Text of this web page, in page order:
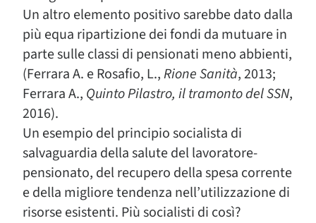
Un altro elemento positivo sarebbe dato dalla
più equa ripartizione dei fondi da mutuare in
parte sulle classi di pensionati meno abbienti,
(Ferrara A. e Rosafio, L.,Rione Sanità, 2013;
Ferrara A., Quinto Pilastro, il tramonto del SSN,
2016).
Un esempio del principio socialista di
salvaguardia della salute del lavoratore-
pensionato, del recupero della spesa corrente
e della migliore tendenza nell’utilizzazione di
risorse esistenti. Più socialisti di così?